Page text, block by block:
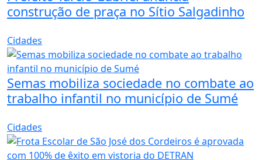
construção de praça no Sítio Salgadinho
Cidades
Semas mobiliza sociedade no combate ao
trabalho infantil no município de Sumé
Cidades